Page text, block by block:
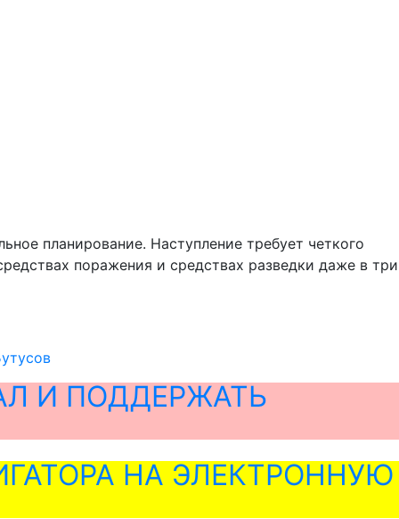
планирование. Наступление требует четкого
поражения и средствах разведки даже в три
И ПОДДЕРЖАТЬ
НА ЭЛЕКТРОННУЮ